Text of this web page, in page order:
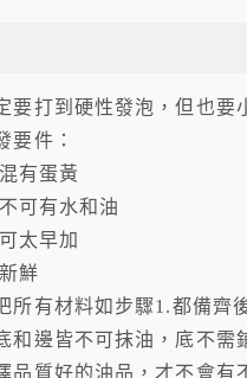
要打到硬性發泡，但也要
要件：
有蛋黃
可有水和油
太早加
鮮
所有材料如步驟1.都備齊
和邊皆不可抹油，底不需
品質好的油品，才不會有